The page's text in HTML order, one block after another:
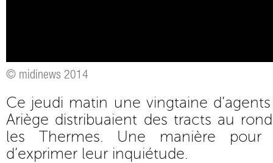
© midinews 2014
Ce jeudi matin une vingtaine
Ariège distribuaient des tracts au
les Thermes. Une manière pour
d’exprimer leur inquiétude.